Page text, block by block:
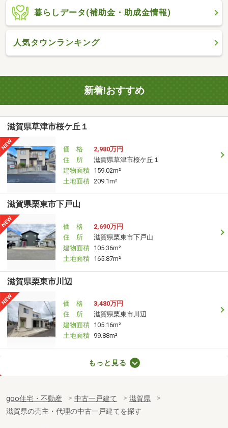
暮らしデータ(補助金・助成金情報)
人気タウンランキング
新着!おすすめ
滋賀県草津市桜ケ丘１
価 格
2,980万円
住 所
滋賀県草津市桜ケ丘１
建物面積 159.02m²
土地面積 209.1m²
滋賀県栗東市下戸山
価 格
2,690万円
住 所
滋賀県栗東市下戸山
建物面積 105.36m²
土地面積 165.87m²
滋賀県栗東市川辺
価 格
3,480万円
住 所
滋賀県栗東市川辺
建物面積 105.16m²
土地面積 99.88m²
滋賀県湖南市菩提寺西４丁目
建物面積 82.94m²
土地面積 235.3m²
もっと見る
goo住宅・不動産 中古一戸建て
滋賀県
滋賀県の売主・代理の中古一戸建てを探す